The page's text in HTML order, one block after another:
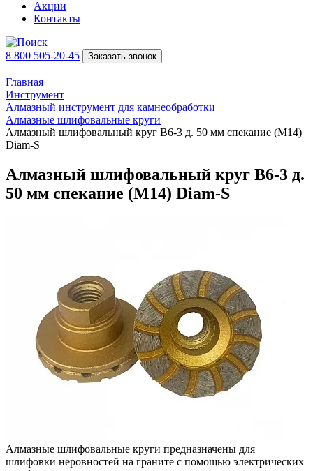
Акции
Контакты
8 800 505-20-45 Заказать звонок
Главная
Инструмент
Алмазный инструмент для камнеобработки
Алмазные шлифовальные круги
Алмазный шлифовальный круг B6-3 д. 50 мм спекание (М14)
Diam-S
Алмазный шлифовальный круг B6-3 д.
50 мм спекание (М14) Diam-S
Алмазные шлифовальные круги предназначены для
шлифовки неровностей на граните с помощью электрических